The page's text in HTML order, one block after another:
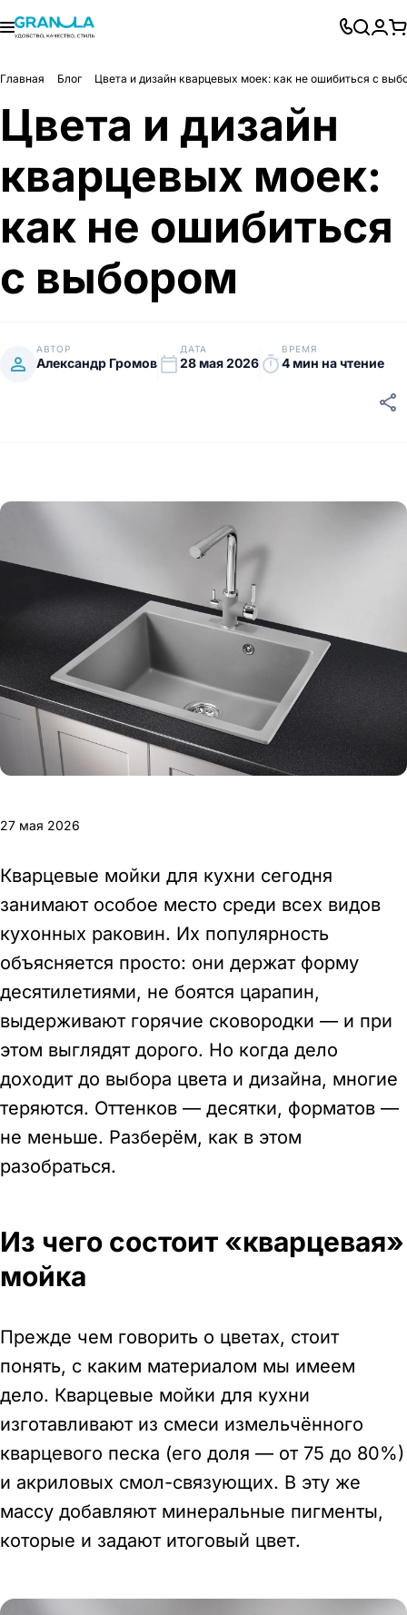
Главная Блог Цвета и дизайн кварцевых моек: как не ошибиться с
Цвета и дизайн
кварцевых моек:
как не ошибиться
с выбором
person
АВТОР
Александр Громов calendar_today
ДАТА
28 мая 2026 timer
ВРЕМЯ
4 мин на чтение
share
27 мая 2026
Кварцевые мойки для кухни сегодня
занимают особое место среди всех видов
кухонных раковин. Их популярность
объясняется просто: они держат форму
десятилетиями, не боятся царапин,
выдерживают горячие сковородки — и при
этом выглядят дорого. Но когда дело
доходит до выбора цвета и дизайна, многие
теряются. Оттенков — десятки, форматов —
не меньше. Разберём, как в этом
разобраться.
Из чего состоит «кварцевая»
мойка
Прежде чем говорить о цветах, стоит
понять, с каким материалом мы имеем
дело. Кварцевые мойки для кухни
изготавливают из смеси измельчённого
кварцевого песка (его доля — от 75 до 80%)
и акриловых смол-связующих. В эту же
массу добавляют минеральные пигменты,
которые и задают итоговый цвет.